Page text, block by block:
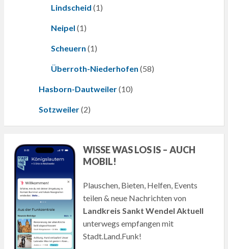
Lindscheid (1)
Neipel (1)
Scheuern (1)
Überroth-Niederhofen (58)
Hasborn-Dautweiler(10)
Sotzweiler(2)
WISSE WAS LOS IS – AUCH
MOBIL!
Plauschen, Bieten, Helfen, Events
teilen & neue Nachrichten von
Landkreis Sankt Wendel Aktuell
unterwegs empfangen mit
Stadt.Land.Funk!